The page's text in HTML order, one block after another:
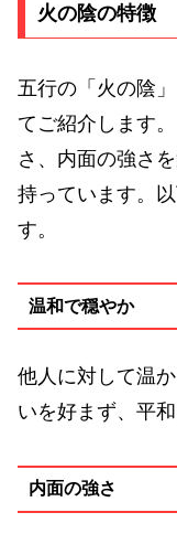
火の陰の特徴
五行の「火の陰
てご紹介します
さ、内面の強さ
持っています。
す。
温和で穏やか
他人に対して温
いを好まず、平
内面の強さ